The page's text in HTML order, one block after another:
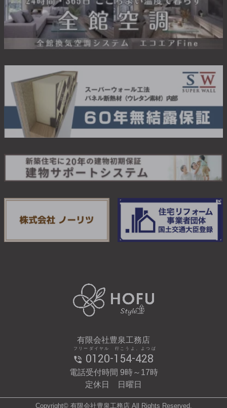
有限会社豊泉工務店
0120-154-428
フリーダイヤル 行こうよ、よつば
電話受付時間 9時～17時
定休日 日曜日
Copyright© 有限会社豊泉工務店 All Rights Reserved.